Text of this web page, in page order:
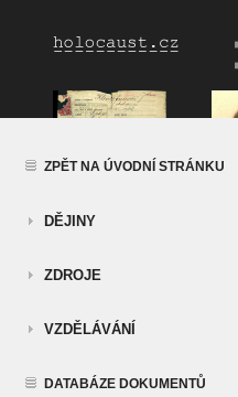
ZPĚT NA ÚVODNÍ STRÁNKU
DĚJINY
ZDROJE
VZDĚLÁVÁNÍ
DATABÁZE DOKUMENTŮ